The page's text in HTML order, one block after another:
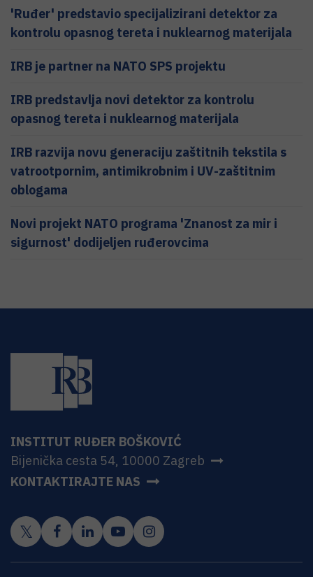
'Ruđer' predstavio specijalizirani detektor za
kontrolu opasnog tereta i nuklearnog materijala
IRB je partner na NATO SPS projektu
IRB predstavlja novi detektor za kontrolu
opasnog tereta i nuklearnog materijala
IRB razvija novu generaciju zaštitnih tekstila s
vatrootpornim, antimikrobnim i UV-zaštitnim
oblogama
Novi projekt NATO programa 'Znanost za mir i
sigurnost' dodijeljen ruđerovcima
INSTITUT RUĐER BOŠKOVIĆ
Bijenička cesta 54, 10000 Zagreb
KONTAKTIRAJTE NAS